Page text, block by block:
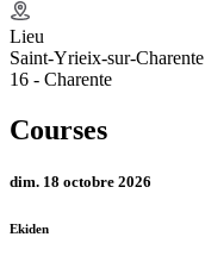
Lieu
Saint-Yrieix-sur-Charente
16 - Charente
Courses
dim. 18 octobre 2026
Ekiden